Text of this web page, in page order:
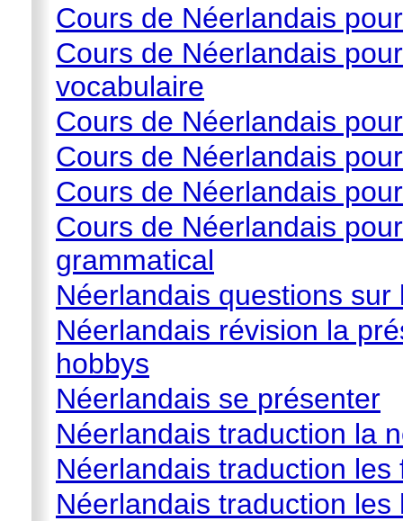
Cours de Néerlandais
Cours de Néerlandais
vocabulaire
Cours de Néerlandais
Cours de Néerlandais
Cours de Néerlandais
Cours de Néerlandais
grammatical
Néerlandais questions sur
Néerlandais révision la
hobbys
Néerlandais se présenter
Néerlandais traduction la
Néerlandais traduction
Néerlandais traduction